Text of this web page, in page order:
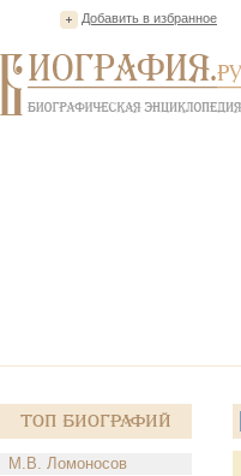
Добавить в избранное
Топ Биографий
М.В. Ломоносов